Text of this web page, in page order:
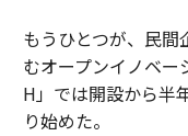
もうひとつが、民
むオープンイノベー
H」では開設から半
り始めた。